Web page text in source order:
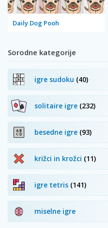
Daily Dog Pooh
Sorodne kategorije
igre sudoku (40)
solitaire igre (232)
besedne igre (93)
križci in krožci (11)
igre tetris (141)
miselne igre